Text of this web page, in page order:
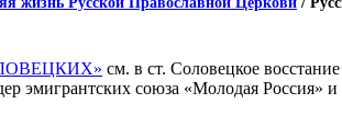
см. в ст. Соловецкое восстание
эмигрантских союза «Молодая Россия»